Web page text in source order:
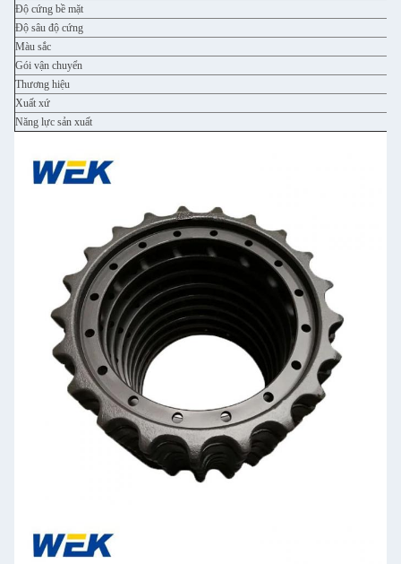
Độ cứng bề mặt
Độ sâu độ cứng
Màu sắc
Gói vận chuyển
Thương hiệu
Xuất xứ
Năng lực sản xuất